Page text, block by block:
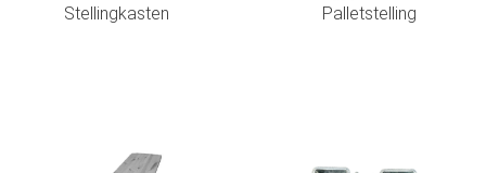
Stellingkasten Palletstelling